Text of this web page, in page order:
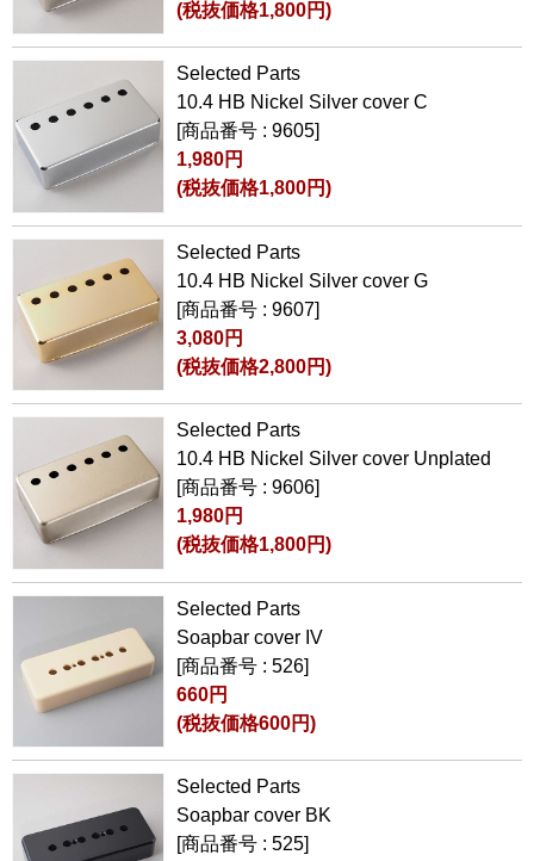
(税抜価格1,800円)
Selected Parts
10.4 HB Nickel Silver cover C
[商品番号 : 9605]
1,980円
(税抜価格1,800円)
Selected Parts
10.4 HB Nickel Silver cover G
[商品番号 : 9607]
3,080円
(税抜価格2,800円)
Selected Parts
10.4 HB Nickel Silver cover Unplated
[商品番号 : 9606]
1,980円
(税抜価格1,800円)
Selected Parts
Soapbar cover IV
[商品番号 : 526]
660円
(税抜価格600円)
Selected Parts
Soapbar cover BK
[商品番号 : 525]